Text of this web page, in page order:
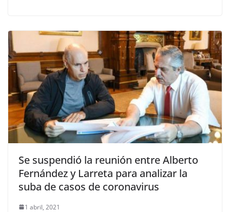
Se suspendió la reunión entre Alberto
Fernández y Larreta para analizar la
suba de casos de coronavirus
1 abril, 2021